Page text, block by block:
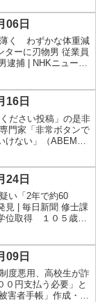
06日
く わずかな体重減
ターに刃物男 従業員
逮捕 | NHKニュース
16日
ださい投稿」の是非
門家「非常ボタンで
けない」（ABEMA
24日
い「2年で約60
| 毎日新聞 修士課
位取得 １０５歳の
09日
度悪用、高校生が詐
円支払う必要」と
害者手帳」作成・交